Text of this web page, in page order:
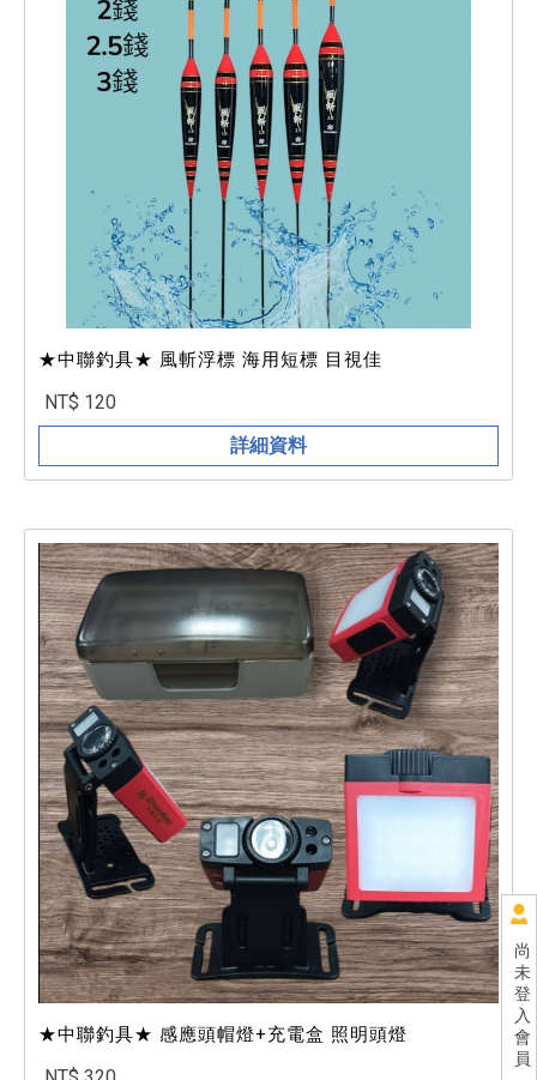
尚
未
登
入
會
員
★中聯釣具★ 風斬浮標 海用短標 目視佳
NT$ 120
詳細資料
★中聯釣具★ 感應頭帽燈+充電盒 照明頭燈